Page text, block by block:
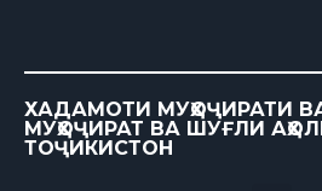
ХАДАМОТИ МУҲОҶИРАТИ
МУҲОҶИРАТ ВА ШУҒЛИ
ТОҶИКИСТОН